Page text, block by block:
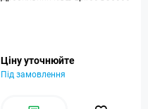
Ціну уточнюйте
Під замовлення